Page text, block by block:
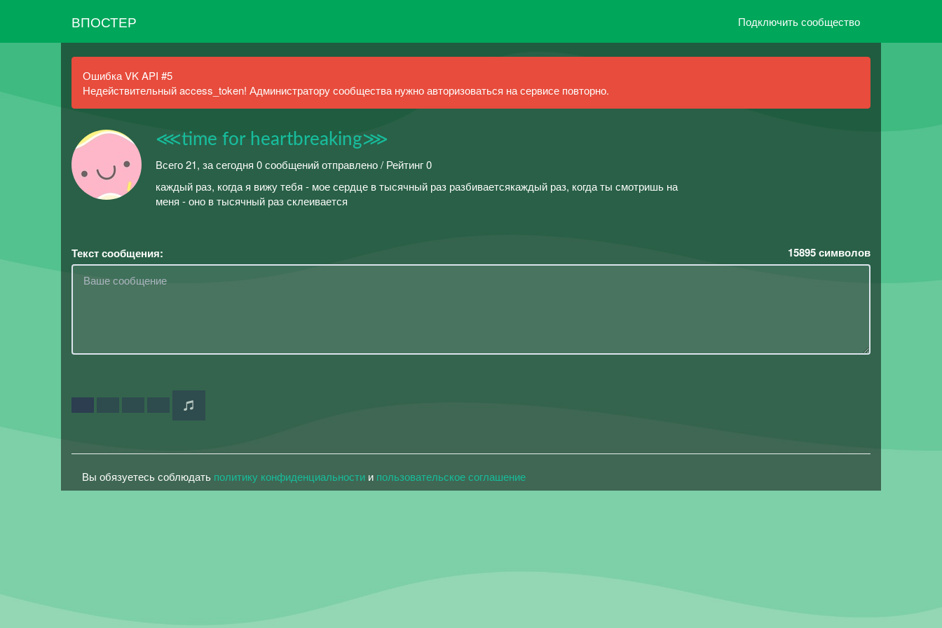
ВПОСТЕР Подключить сообщество
Ошибка VK API #5
Недействительный access_token! Администратору сообщества нужно авторизоваться на сервисе повторно.
⋘time for heartbreaking⋙
Всего 21, за сегодня 0 сообщений отправлено / Рейтинг 0
каждый раз, когда я вижу тебя - мое сердце в тысячный раз разбиваетсякаждый раз, когда ты смотришь на
меня - оно в тысячный раз склеивается
Текст сообщения: 15895символов
Вы обязуетесь соблюдать политику конфиденциальности и пользовательское соглашение